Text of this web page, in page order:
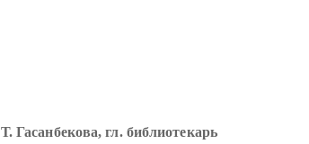
Т. Гасанбекова, гл. библиотекарь